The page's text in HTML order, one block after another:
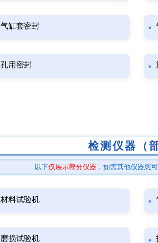
气缸套密封
孔用密封
检测仪器（
以下仅展示部分仪器 ，如需其他仪器您
材料试验机
磨损试验机